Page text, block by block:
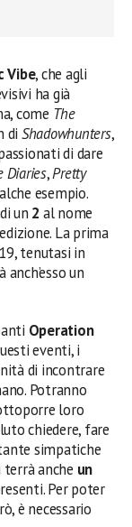
Vibe, che agli
ha già
come The
di Shadowhunters,
di dare
Diaries,Pretty
esempio.
un 2 al nome
La prima
tenutasi in
un
Operation
eventi, i
di incontrare
Potranno
loro
chiedere, fare
simpatiche
terrà anche un
Per poter
è necessario